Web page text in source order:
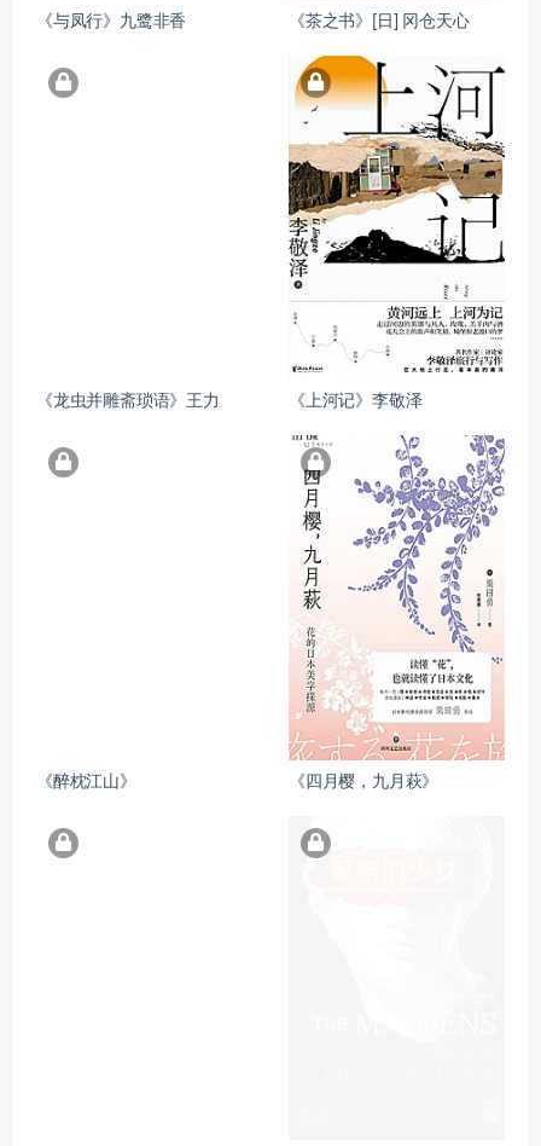
《与凤行》九鹭非香 《茶之书》[日] 冈仓天心
《龙虫并雕斋琐语》王力 《上河记》李敬泽
《醉枕江山》 《四月樱，九月萩》